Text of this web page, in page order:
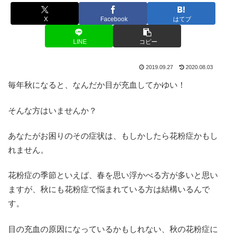
X Facebook はてブ
LINE コピー
2019.09.27 2020.08.03
毎年秋になると、なんだか目が充血してかゆい！
そんな方はいませんか？
あなたがお困りのその症状は、もしかしたら花粉症かもし
れません。
花粉症の季節といえば、春を思い浮かべる方が多いと思い
ますが、秋にも花粉症で悩まれている方は結構いるんで
す。
目の充血の原因になっているかもしれない、秋の花粉症に